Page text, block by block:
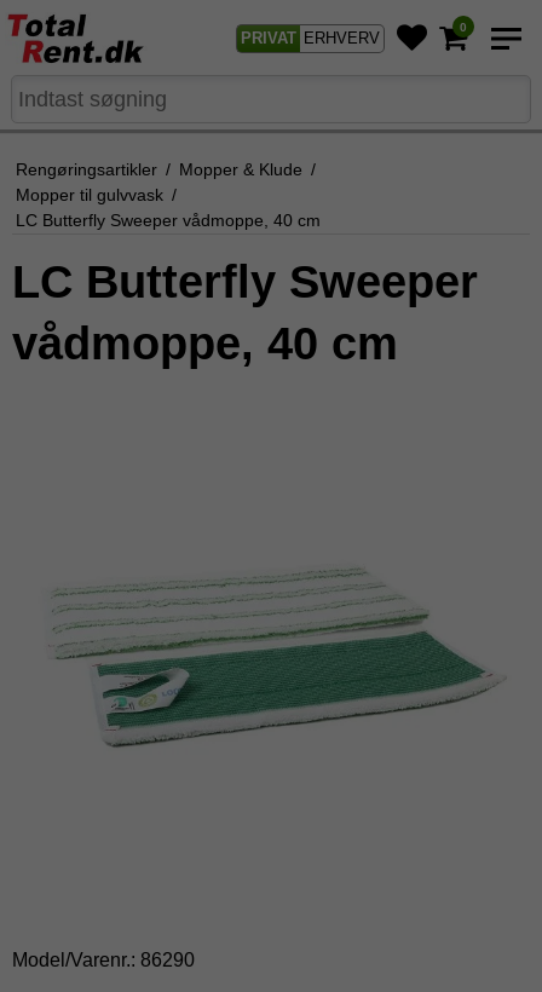
PRIVAT ERHVERV
0
Rengøringsartikler / Mopper & Klude /
Mopper til gulvvask /
LC Butterfly Sweeper vådmoppe, 40 cm
LC Butterfly Sweeper
vådmoppe, 40 cm
Model/Varenr.: 86290